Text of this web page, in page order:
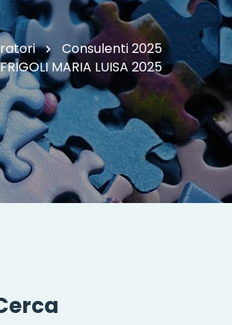
Consulenti 2025
FRIGOLI MARIA LUISA 2025